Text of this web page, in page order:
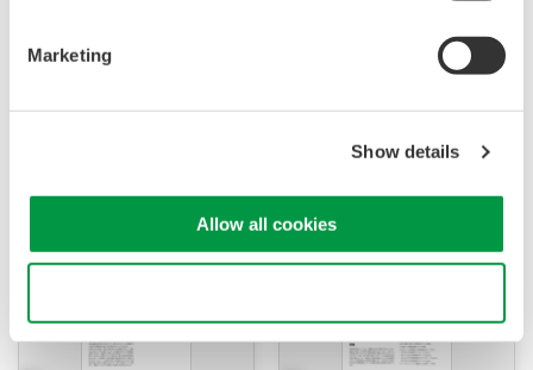
Marketing
Show details
Allow all cookies
アプリケーションノート アプリケーションノート
にも対応する高調波測定機